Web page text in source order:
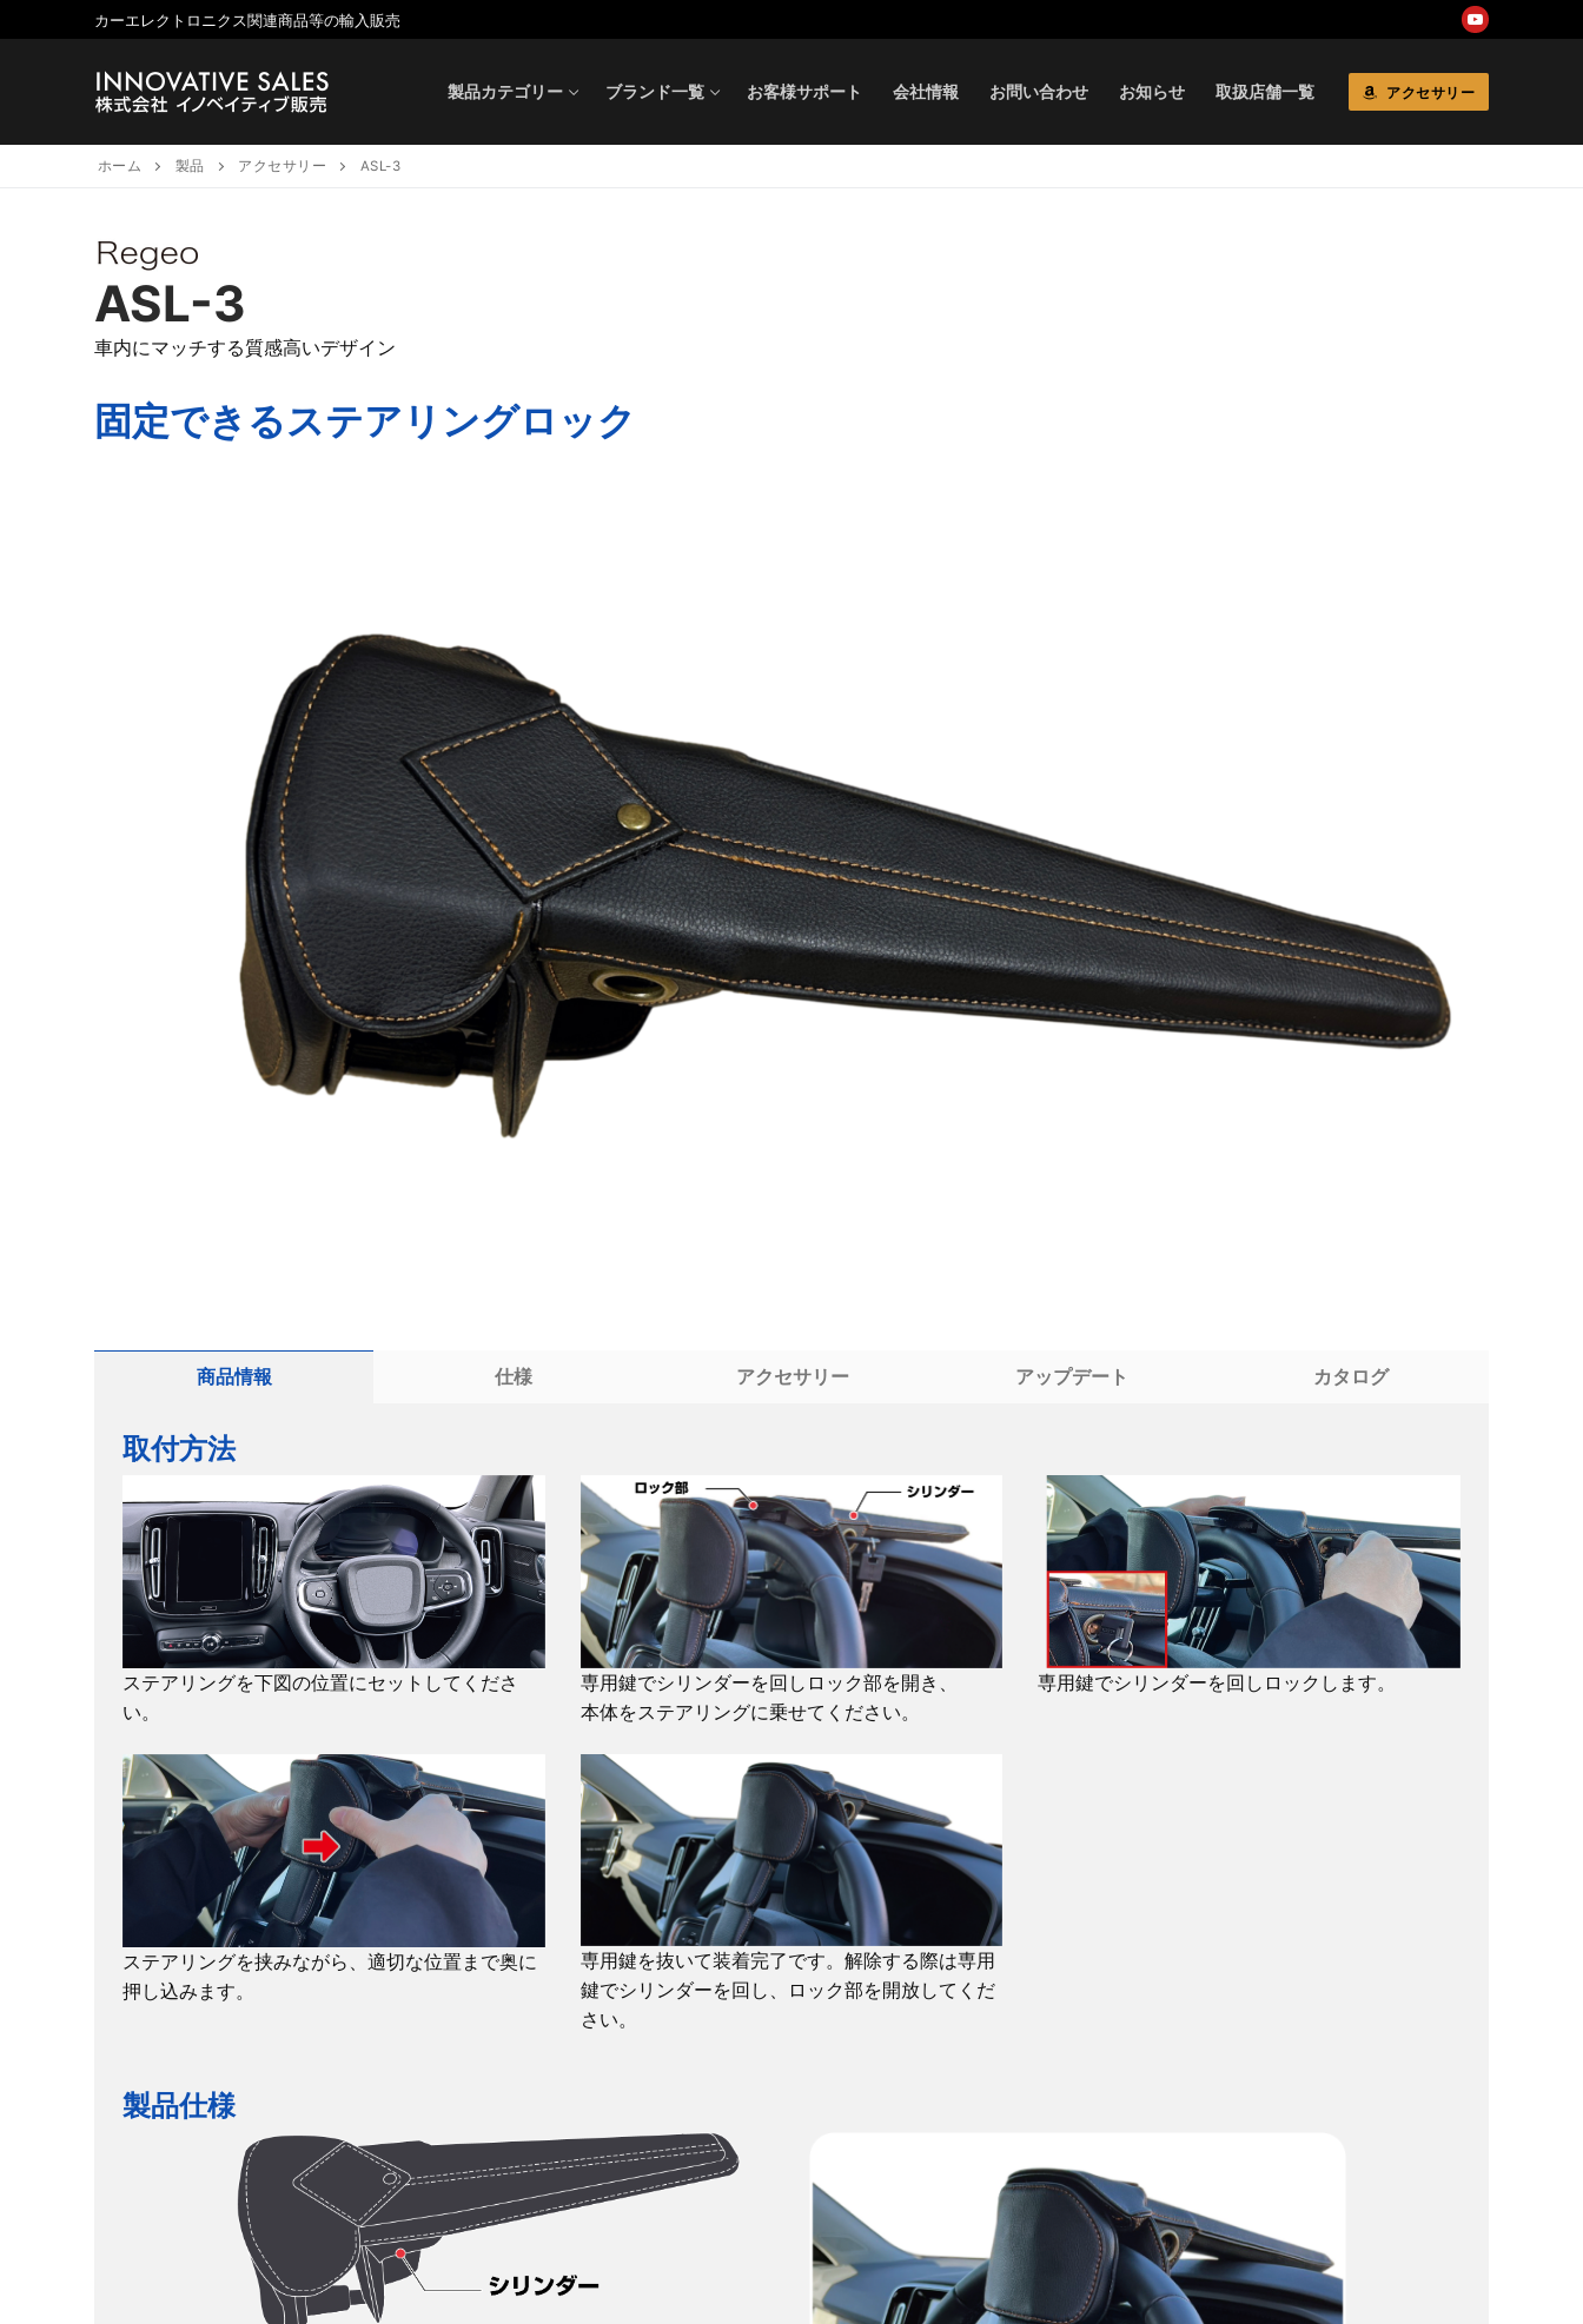
ン
カーエレクトロニクス関連商品等の輸入販売
製品カテゴリー ブランド一覧 お客様サポート 会社情報 お問い合わせ お知らせ 取扱店舗一覧 アクセサリー
ホーム 製品 アクセサリー ASL-3
ASL-3
車内にマッチする質感高いデザイン
固定できるステアリングロック
商品情報 仕様 アクセサリー アップデート カタログ
取付方法
ステアリングを下図の位置にセットしてくださ
い。
専用鍵でシリンダーを回しロック部を開き、
本体をステアリングに乗せてください。
専用鍵でシリンダーを回しロックします。
ステアリングを挟みながら、適切な位置まで奥に
押し込みます。
専用鍵を抜いて装着完了です。解除する際は専用
鍵でシリンダーを回し、ロック部を開放してくだ
さい。
製品仕様